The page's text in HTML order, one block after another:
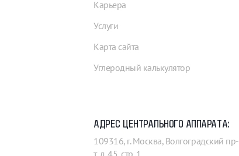
Карьера
Услуги
Карта сайта
Углеродный калькулятор
АДРЕС ЦЕНТРАЛЬНОГО АППАРАТА:
109316, г. Москва, Волгоградский пр-